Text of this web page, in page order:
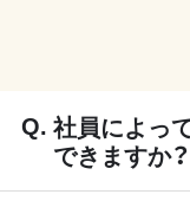
社員によっ
できますか？